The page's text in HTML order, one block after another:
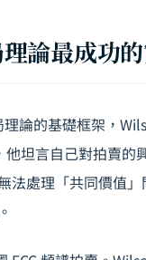
論最成功
論的基礎框架，
他坦言自己對拍賣
法處理「共同價值